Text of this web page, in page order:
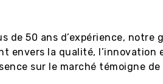
de 50 ans d’expérience, notre
envers la qualité,
sur le marché témoigne